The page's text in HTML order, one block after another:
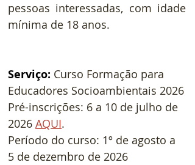
pessoas interessadas, com idade
mínima de 18 anos.
Serviço: Curso Formação para
Educadores Socioambientais 2026
Pré-inscrições: 6 a 10 de julho de
2026 AQUI.
Período do curso: 1º de agosto a
5 de dezembro de 2026